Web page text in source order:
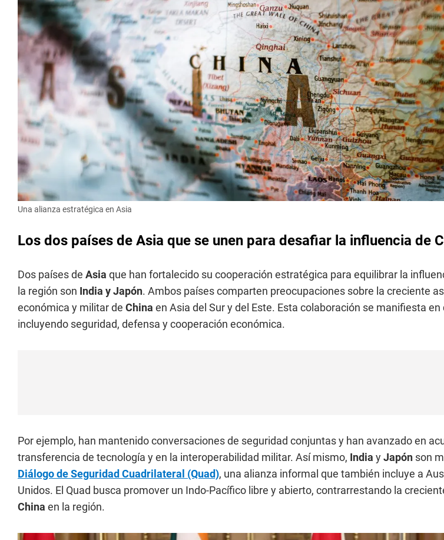
Una alianza estratégica en Asia
Los dos países de Asia que se unen para desafiar la influencia de
Dos países de Asia que han fortalecido su cooperación estratégica para equilibrar la
la región son India y Japón. Ambos países comparten preocupaciones sobre la creciente
económica y militar de China en Asia del Sur y del Este. Esta colaboración se manifiesta en
incluyendo seguridad, defensa y cooperación económica.
Por ejemplo, han mantenido conversaciones de seguridad conjuntas y han avanzado en
transferencia de tecnología y en la interoperabilidad militar. Así mismo, India yJapón son
Diálogo de Seguridad Cuadrilateral (Quad), una alianza informal que también incluye a
Unidos. El Quad busca promover un Indo-Pacífico libre y abierto, contrarrestando la
China en la región.